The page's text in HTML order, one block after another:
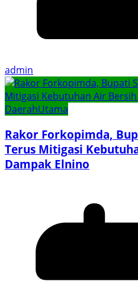
admin
DaerahUtama
Rakor Forkopimda,
Terus Mitigasi
Dampak Elnino